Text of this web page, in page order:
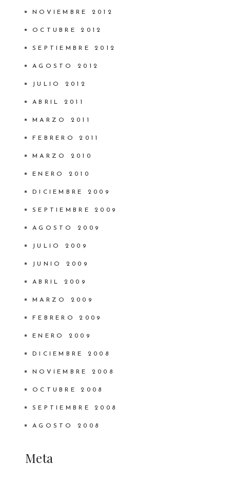
NOVIEMBRE 2012
OCTUBRE 2012
SEPTIEMBRE 2012
AGOSTO 2012
JULIO 2012
ABRIL 2011
MARZO 2011
FEBRERO 2011
MARZO 2010
ENERO 2010
DICIEMBRE 2009
SEPTIEMBRE 2009
AGOSTO 2009
JULIO 2009
JUNIO 2009
ABRIL 2009
MARZO 2009
FEBRERO 2009
ENERO 2009
DICIEMBRE 2008
NOVIEMBRE 2008
OCTUBRE 2008
SEPTIEMBRE 2008
AGOSTO 2008
Meta